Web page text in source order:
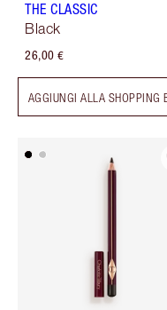
THE CLASSIC
Black
26,00 €
AGGIUNGI ALLA SHOPPING